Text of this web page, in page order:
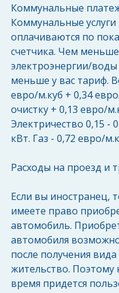
Коммунальные
Коммунальные услуги
оплачиваются по
счетчика. Чем
электроэнергии/
меньше у вас тариф.
евро/м.куб + 0,34
очистку + 0,13 евро/
Электричество 0,15 -
кВт. Газ - 0,72 евро/
Расходы на проезд и
Если вы иностранец,
имеете право
автомобиль.
автомобиля
после получения вида
жительство. Поэтому
время придется